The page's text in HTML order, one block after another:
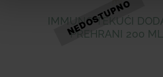
IMMUNO TEKUĆI
PREHRANI 200 ML